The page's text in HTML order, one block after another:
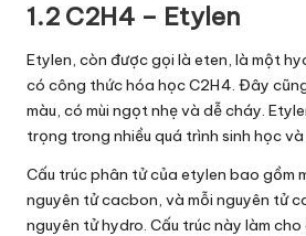
1.2 C2H4 – Etylen
Etylen, còn được gọi là eten, là một
có công thức hóa học C2H4. Đây
màu, có mùi ngọt nhẹ và dễ cháy.
trọng trong nhiều quá trình sinh học và
Cấu trúc phân tử của etylen bao gồm
nguyên tử cacbon, và mỗi nguyên tử
nguyên tử hydro. Cấu trúc này làm